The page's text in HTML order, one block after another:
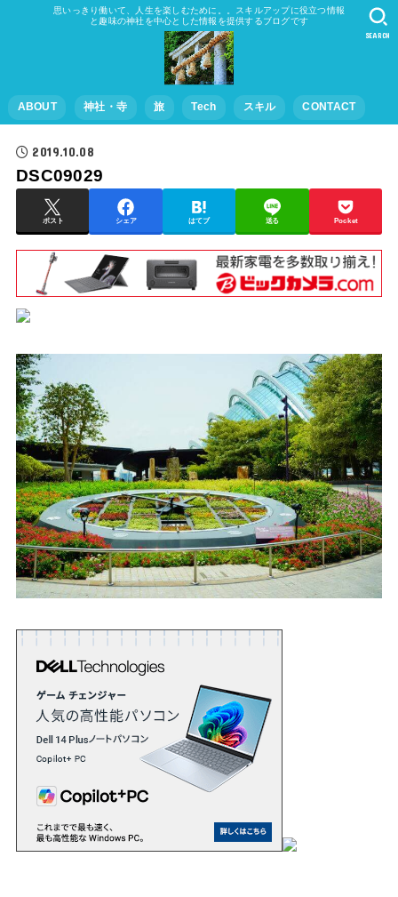
思いっきり働いて、人生を楽しむために。。スキルアップに役立つ情報
と趣味の神社を中心とした情報を提供するブログです
ABOUT 神社・寺 旅 Tech スキル CONTACT
SEARCH
2019.10.08
DSC09029
ポスト シェア はてブ 送る Pocket